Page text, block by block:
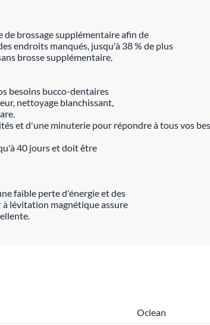
brossage supplémentaire afin de
endroits manqués, jusqu'à 38 % de plus
brosse supplémentaire.
besoins bucco-dentaires
nettoyage blanchissant,
et d'une minuterie pour répondre à tous vos
40 jours et doit être
faible perte d'énergie et des
lévitation magnétique assure
Oclean